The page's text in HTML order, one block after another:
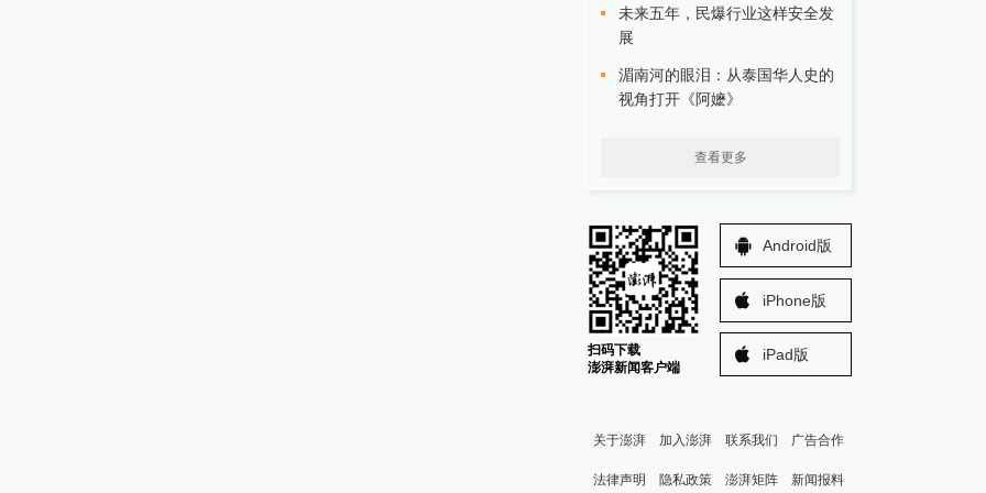
未来五年，民爆行业这样安全发
展
湄南河的眼泪：从泰国华人史的
视角打开《阿嬷》
查看更多
扫码下载
澎湃新闻客户端
Android版
iPhone版
iPad版
关于澎湃 加入澎湃 联系我们 广告合作
法律声明 隐私政策 澎湃矩阵 新闻报料